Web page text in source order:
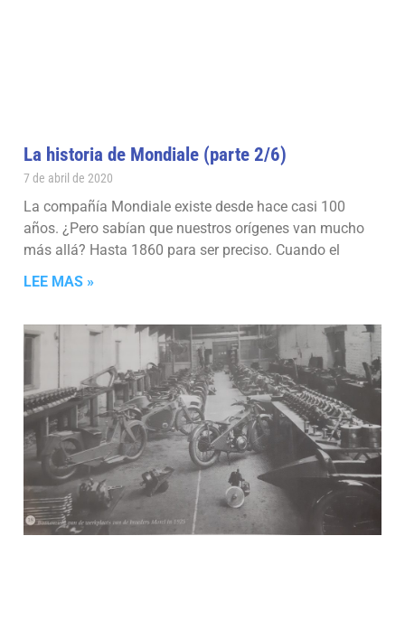
La historia de Mondiale (parte 2/6)
7 de abril de 2020
La compañía Mondiale existe desde hace casi 100
años. ¿Pero sabían que nuestros orígenes van mucho
más allá? Hasta 1860 para ser preciso. Cuando el
LEE MAS »